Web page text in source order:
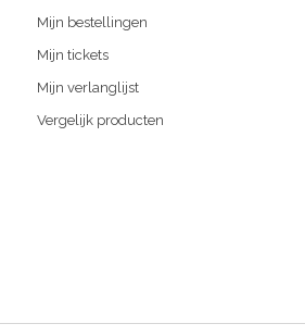
Mijn bestellingen
Mijn tickets
Mijn verlanglijst
Vergelijk producten